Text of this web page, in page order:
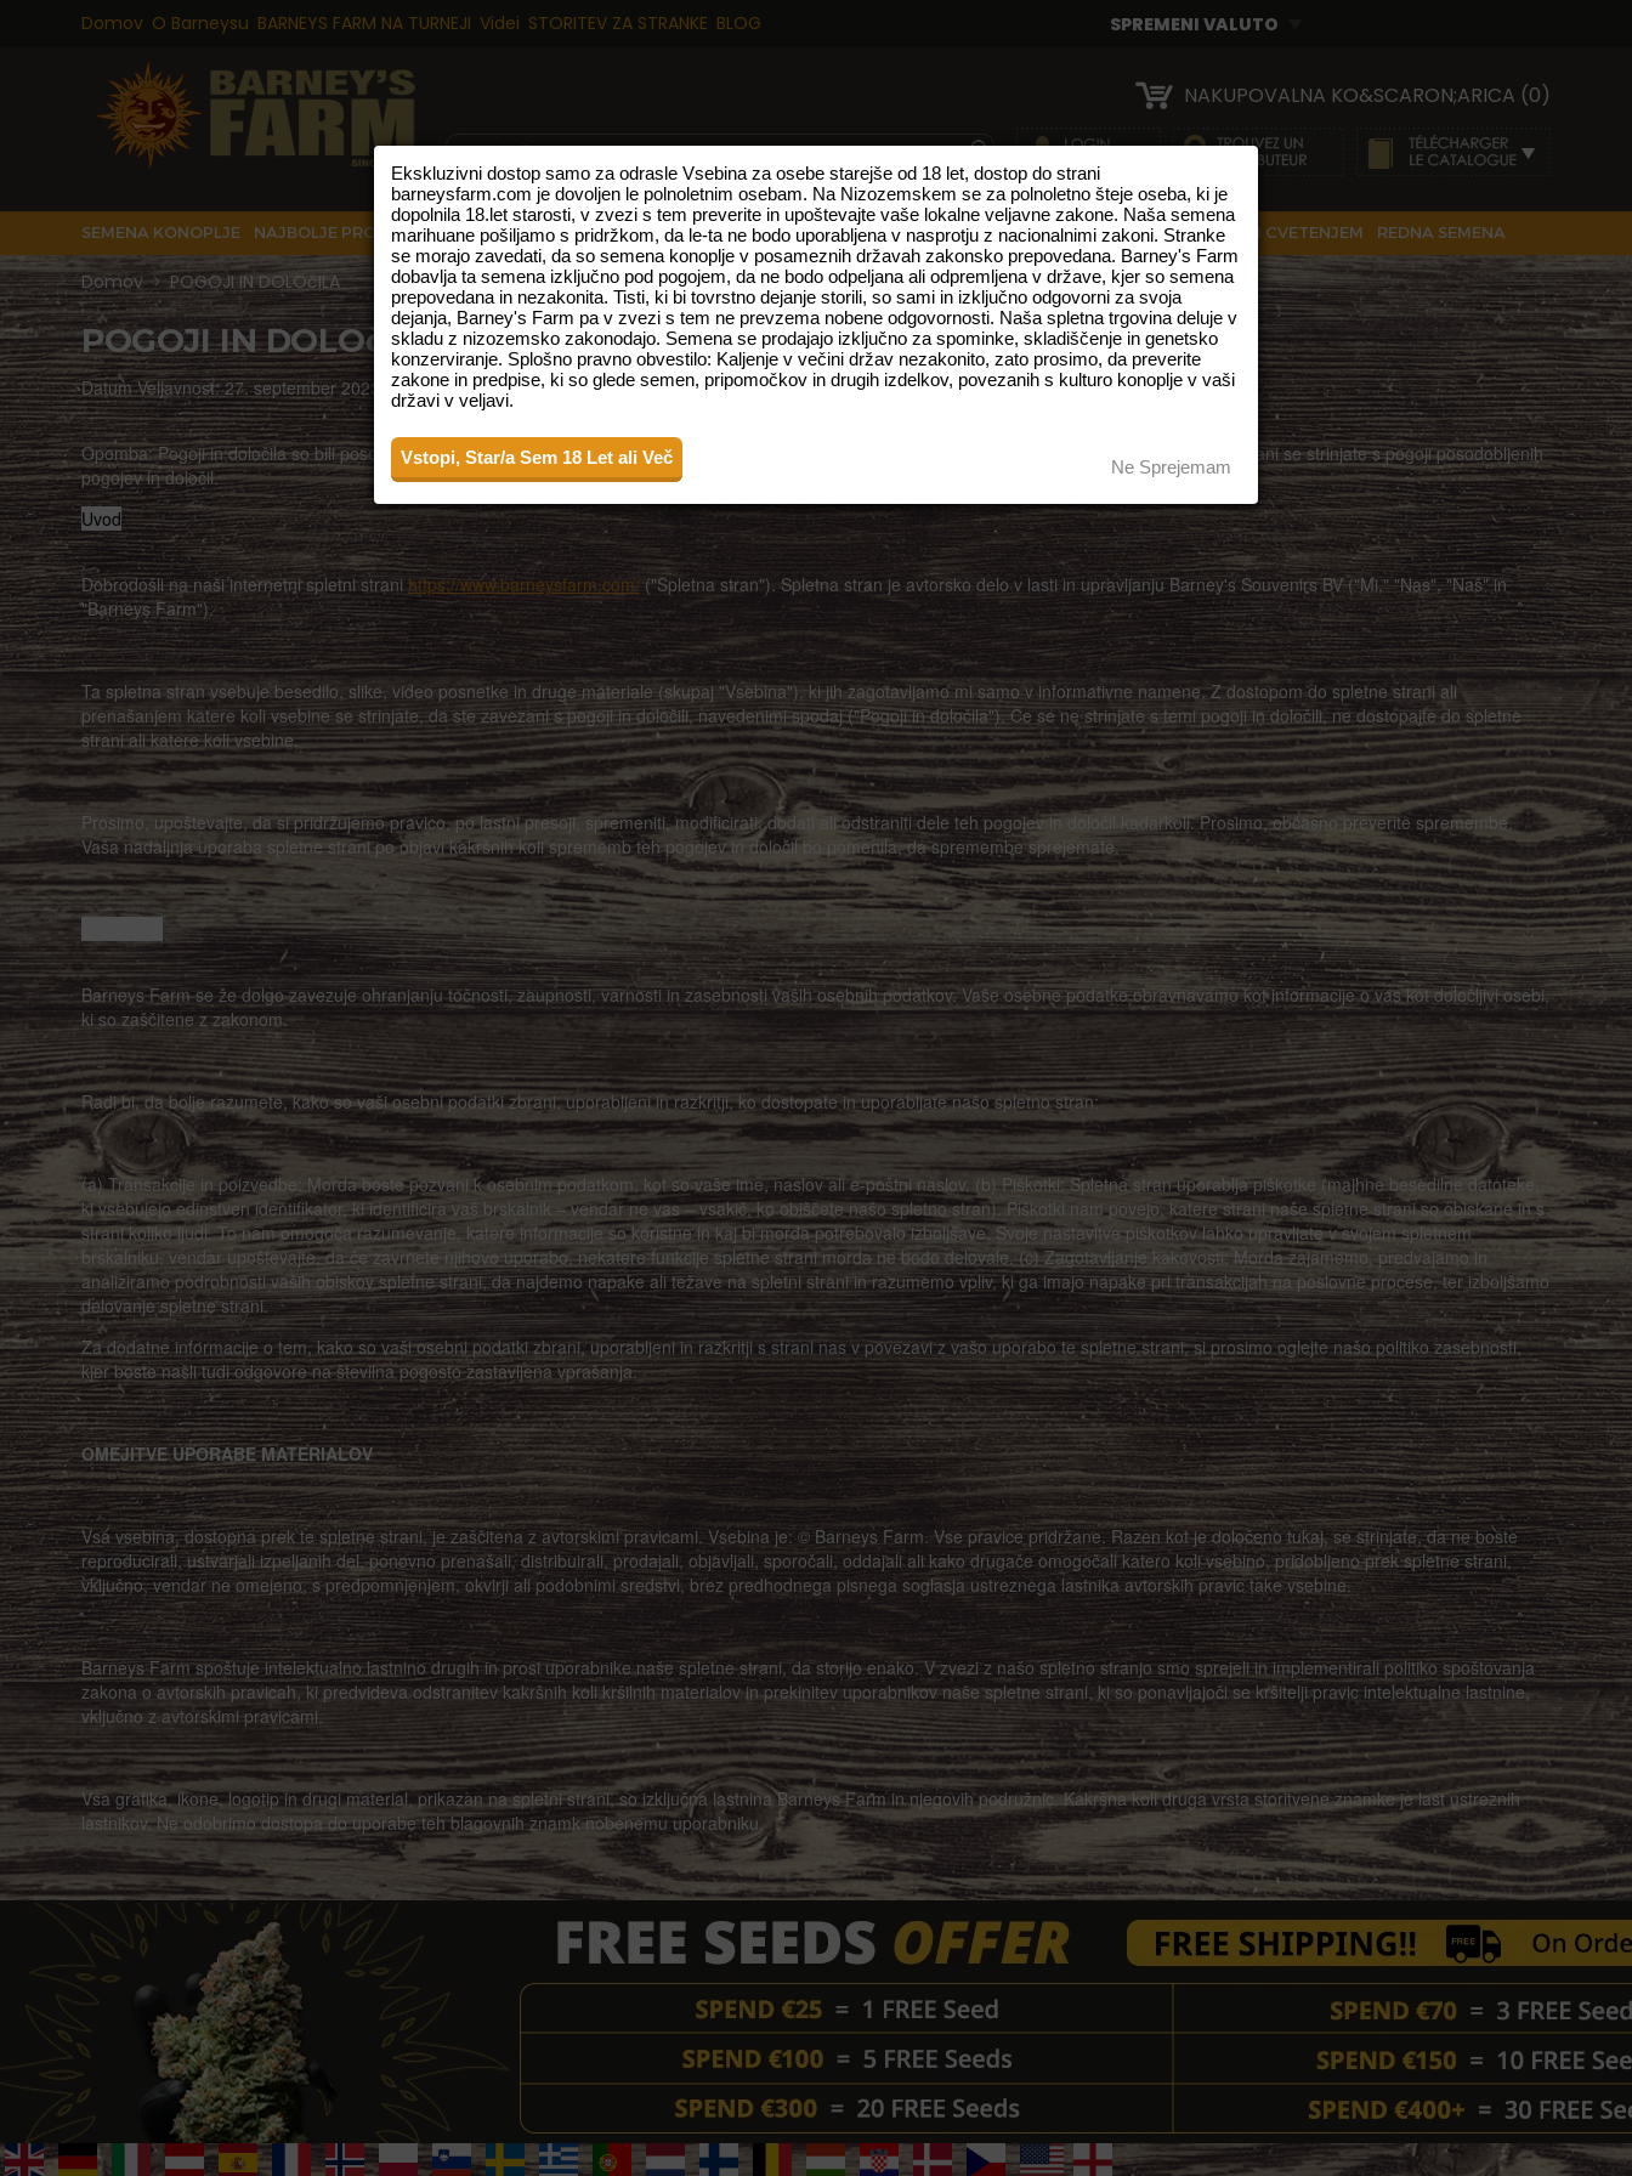
Domov O Barneysu BARNEYS FARM NA TURNEJI Videi STORITEV ZA STRANKE BLOG
NAKUPOVALNA KO&SCARON;ARICA (0)
SEMENA KONOPLJE NAJBOLJE PRODAJANO NOVE IZDAJE VISOKE CBD KONOPLJINE SORTE FEMINIZIRANA SEMENA SEMENA S SAMODEJNIM CVETENJEM REDNA SEMENA
Domov > POGOJI IN DOLOčILA
POGOJI IN DOLOčILA
Datum Veljavnost: 27. september 2023
Opomba: Pogoji in določila so bili posodobljeni. Prosimo, da skrbno pregledate posodobljen dokument pred uporabo spletne strani. Z uporabo spletne strani se strinjate s pogoji posodobljenih
pogojev in določil.
Uvod
Dobrodošli na naši internetni spletni strani https://www.barneysfarm.com/ ("Spletna stran"). Spletna stran je avtorsko delo v lasti in upravljanju Barney's Souvenirs BV ("Mi," "Nas", "Naš" in
"Barneys Farm").
Ta spletna stran vsebuje besedilo, slike, video posnetke in druge materiale (skupaj "Vsebina"), ki jih zagotavljamo mi samo v informativne namene. Z dostopom do spletne strani ali
prenašanjem katere koli vsebine se strinjate, da ste zavezani s pogoji in določili, navedenimi spodaj ("Pogoji in določila"). Če se ne strinjate s temi pogoji in določili, ne dostopajte do spletne
strani ali katere koli vsebine.
Prosimo, upoštevajte, da si pridržujemo pravico, po lastni presoji, spremeniti, modificirati, dodati ali odstraniti dele teh pogojev in določil kadarkoli. Prosimo, občasno preverite spremembe.
Vaša nadaljnja uporaba spletne strani po objavi kakršnih koli sprememb teh pogojev in določil bo pomenila, da spremembe sprejemate.
Barneys Farm se že dolgo zavezuje ohranjanju točnosti, zaupnosti, varnosti in zasebnosti vaših osebnih podatkov. Vaše osebne podatke obravnavamo kot informacije o vas kot določljivi osebi,
ki so zaščitene z zakonom.
Radi bi, da bolje razumete, kako so vaši osebni podatki zbrani, uporabljeni in razkritji, ko dostopate in uporabljate našo spletno stran:
(a) Transakcije in poizvedbe: Morda boste pozvani k osebnim podatkom, kot so vaše ime, naslov ali e-poštni naslov. (b) Piškotki: Spletna stran uporablja piškotke (majhne besedilne datoteke,
ki vsebujejo edinstven identifikator, ki identificira vaš brskalnik – vendar ne vas – vsakič, ko obiščete našo spletno stran). Piškotki nam povejo, katere strani naše spletne strani so obiskane in s
strani koliko ljudi. To nam omogoča razumevanje, katere informacije so koristne in kaj bi morda potrebovalo izboljšave. Svoje nastavitve piškotkov lahko upravljate v svojem spletnem
brskalniku, vendar upoštevajte, da če zavrnete njihovo uporabo, nekatere funkcije spletne strani morda ne bodo delovale. (c) Zagotavljanje kakovosti: Morda zajamemo, predvajamo in
analiziramo podrobnosti vaših obiskov spletne strani, da najdemo napake ali težave na spletni strani in razumemo vpliv, ki ga imajo napake pri transakcijah na poslovne procese, ter izboljšamo
delovanje spletne strani.
Za dodatne informacije o tem, kako so vaši osebni podatki zbrani, uporabljeni in razkritji s strani nas v povezavi z vašo uporabo te spletne strani, si prosimo oglejte našo politiko zasebnosti,
kjer boste našli tudi odgovore na številna pogosto zastavljena vprašanja.
OMEJITVE UPORABE MATERIALOV
Vsa vsebina, dostopna prek te spletne strani, je zaščitena z avtorskimi pravicami. Vsebina je: © Barneys Farm. Vse pravice pridržane. Razen kot je določeno tukaj, se strinjate, da ne boste
reproducirali, ustvarjali izpeljanih del, ponovno prenašali, distribuirali, prodajali, objavljali, sporočali, oddajali ali kako drugače omogočali katero koli vsebino, pridobljeno prek spletne strani,
vključno, vendar ne omejeno, s predpomnjenjem, okvirji ali podobnimi sredstvi, brez predhodnega pisnega soglasja ustreznega lastnika avtorskih pravic take vsebine.
Barneys Farm spoštuje intelektualno lastnino drugih in prosi uporabnike naše spletne strani, da storijo enako. V zvezi z našo spletno stranjo smo sprejeli in implementirali politiko spoštovanja
zakona o avtorskih pravicah, ki predvideva odstranitev kakršnih koli kršilnih materialov in prekinitev uporabnikov naše spletne strani, ki so ponavljajoči se kršitelji pravic intelektualne lastnine,
vključno z avtorskimi pravicami.
Vsa grafika, ikone, logotip in drugi material, prikazan na spletni strani, so izključna lastnina Barneys Farm in njegovih podružnic. Kakršna koli druga vrsta storitvene znamke je last ustreznih
lastnikov. Ne odobrimo dostopa do uporabe teh blagovnih znamk nobenemu uporabniku.
Ekskluzivni dostop samo za odrasle Vsebina za osebe starejše od 18 let, dostop do strani
barneysfarm.com je dovoljen le polnoletnim osebam. Na Nizozemskem se za polnoletno šteje oseba, ki je
dopolnila 18.let starosti, v zvezi s tem preverite in upoštevajte vaše lokalne veljavne zakone. Naša semena
marihuane pošiljamo s pridržkom, da le-ta ne bodo uporabljena v nasprotju z nacionalnimi zakoni. Stranke
se morajo zavedati, da so semena konoplje v posameznih državah zakonsko prepovedana. Barney's Farm
dobavlja ta semena izključno pod pogojem, da ne bodo odpeljana ali odpremljena v države, kjer so semena
prepovedana in nezakonita. Tisti, ki bi tovrstno dejanje storili, so sami in izključno odgovorni za svoja
dejanja, Barney's Farm pa v zvezi s tem ne prevzema nobene odgovornosti. Naša spletna trgovina deluje v
skladu z nizozemsko zakonodajo. Semena se prodajajo izključno za spominke, skladiščenje in genetsko
konzerviranje. Splošno pravno obvestilo: Kaljenje v večini držav nezakonito, zato prosimo, da preverite
zakone in predpise, ki so glede semen, pripomočkov in drugih izdelkov, povezanih s kulturo konoplje v vaši
državi v veljavi.
Vstopi, Star/a Sem 18 Let ali Več Ne Sprejemam